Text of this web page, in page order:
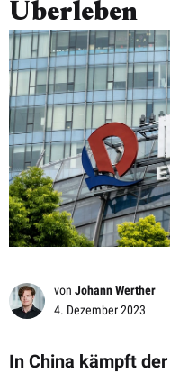
Überleben
von Johann Werther
4. Dezember 2023
In China kämpft